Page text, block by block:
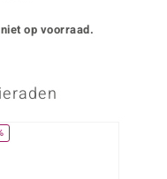
op voorraad.